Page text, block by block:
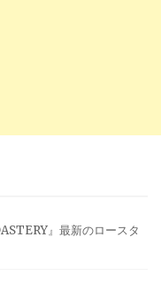
』最新のロースタ